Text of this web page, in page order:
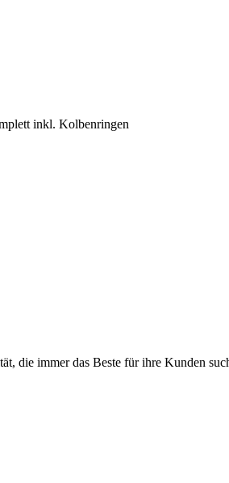
inkl. Kolbenringen
die immer das Beste für ihre Kunden